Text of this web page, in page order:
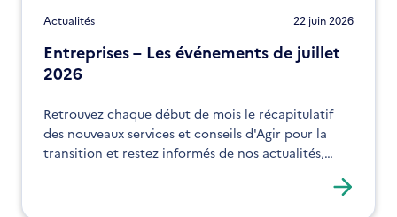
Actualités 22 juin 2026
Entreprises – Les événements de juillet
2026
Retrouvez chaque début de mois le récapitulatif
des nouveaux services et conseils d'Agir pour la
transition et restez informés de nos actualités,